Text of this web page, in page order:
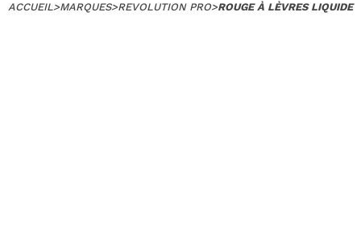
ACCUEIL>MARQUES>REVOLUTION PRO>ROUGE À LÈVRES LIQUIDE